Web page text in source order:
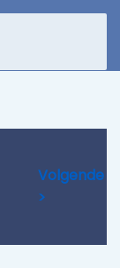
Volgende
>